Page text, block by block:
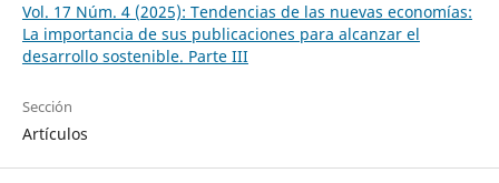
Vol. 17 Núm. 4 (2025): Tendencias de las nuevas economías:
La importancia de sus publicaciones para alcanzar el
desarrollo sostenible. Parte III
Sección
Artículos